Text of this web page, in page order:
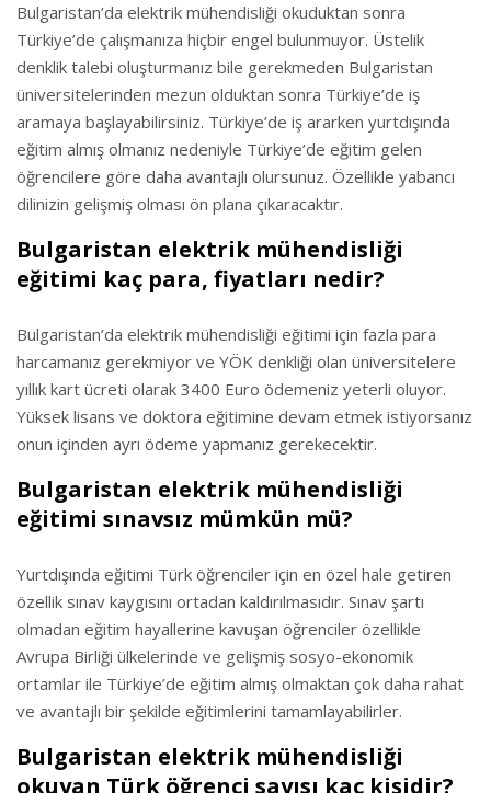
Bulgaristan’da elektrik mühendisliği okuduktan sonra
Türkiye’de çalışmanıza hiçbir engel bulunmuyor. Üstelik
denklik talebi oluşturmanız bile gerekmeden Bulgaristan
üniversitelerinden mezun olduktan sonra Türkiye’de iş
aramaya başlayabilirsiniz. Türkiye’de iş ararken yurtdışında
eğitim almış olmanız nedeniyle Türkiye’de eğitim gelen
öğrencilere göre daha avantajlı olursunuz. Özellikle yabancı
dilinizin gelişmiş olması ön plana çıkaracaktır.
Bulgaristan elektrik mühendisliği
eğitimi kaç para, fiyatları nedir?
Bulgaristan’da elektrik mühendisliği eğitimi için fazla para
harcamanız gerekmiyor ve YÖK denkliği olan üniversitelere
yıllık kart ücreti olarak 3400 Euro ödemeniz yeterli oluyor.
Yüksek lisans ve doktora eğitimine devam etmek istiyorsanız
onun içinden ayrı ödeme yapmanız gerekecektir.
Bulgaristan elektrik mühendisliği
eğitimi sınavsız mümkün mü?
Yurtdışında eğitimi Türk öğrenciler için en özel hale getiren
özellik sınav kaygısını ortadan kaldırılmasıdır. Sınav şartı
olmadan eğitim hayallerine kavuşan öğrenciler özellikle
Avrupa Birliği ülkelerinde ve gelişmiş sosyo-ekonomik
ortamlar ile Türkiye’de eğitim almış olmaktan çok daha rahat
ve avantajlı bir şekilde eğitimlerini tamamlayabilirler.
Bulgaristan elektrik mühendisliği
okuyan Türk öğrenci sayısı kaç kişidir?